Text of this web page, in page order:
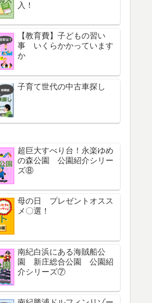
入！
【教育費】子どもの習い
事 いくらかかっています
か
子育て世代の中古車探し
超巨大すべり台！永楽ゆめ
の森公園 公園紹介シリー
ズ⑧
母の日 プレゼントオスス
メ〇選！
南紀白浜にある海賊船公
園 新庄総合公園 公園紹
介シリーズ⑦